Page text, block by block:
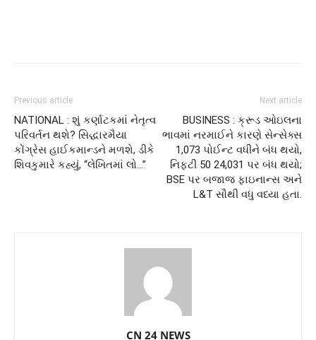
Previous article
NATIONAL : શું કર્ણાટકમાં નેતૃત્વ
પરિવર્તન થશે? સિદ્ધારમૈયા
કોંગ્રેસ હાઈકમાન્ડને મળશે, ડીકે
શિવકુમારે કહ્યું, “લેખિતમાં લો…”
Next article
BUSINESS : ક્રૂડ ઓઇલના
ભાવમાં નરમાઈને કારણે સેન્સેક્સ
1,073 પોઈન્ટ વધીને બંધ થયો,
નિફ્ટી 50 24,031 પર બંધ થયો;
BSE પર બજાજ ફાઇનાન્સ અને
L&T સૌથી વધુ વધ્યા હતા.
CN 24 NEWS